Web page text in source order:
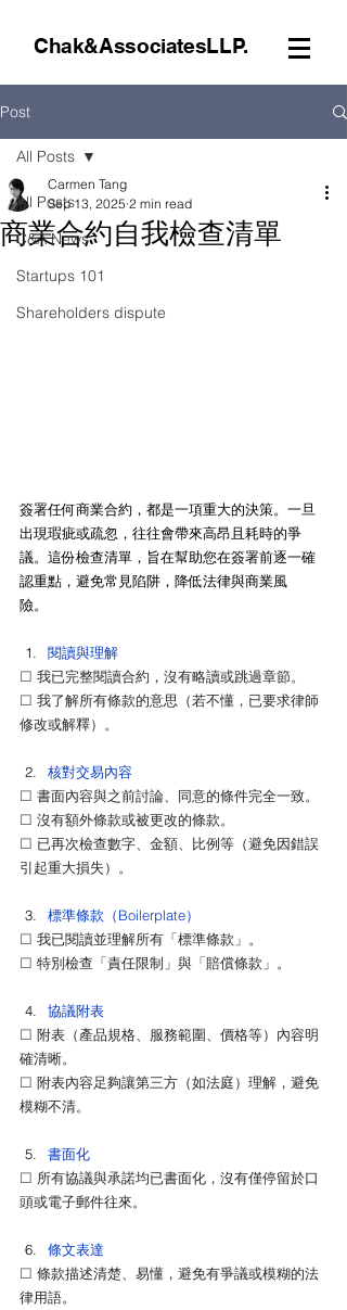
Chak&AssociatesLLP.
Post
All Posts
C&A News
Startups 101
Shareholders dispute
All Posts
商業合約自我檢查清單
Carmen Tang
Sep 13, 2025 2 min read
簽署任何商業合約，都是一項重大的決策。一旦
出現瑕疵或疏忽，往往會帶來高昂且耗時的爭
議。這份檢查清單，旨在幫助您在簽署前逐一確
認重點，避免常見陷阱，降低法律與商業風
險。
閱讀與理解
☐ 我已完整閱讀合約，沒有略讀或跳過章節。
☐ 我了解所有條款的意思（若不懂，已要求律師
修改或解釋）。
核對交易內容
☐ 書面內容與之前討論、同意的條件完全一致。
☐ 沒有額外條款或被更改的條款。
☐ 已再次檢查數字、金額、比例等（避免因錯誤
引起重大損失）。
標準條款（Boilerplate）
☐ 我已閱讀並理解所有「標準條款」。
☐ 特別檢查「責任限制」與「賠償條款」。
協議附表
☐ 附表（產品規格、服務範圍、價格等）內容明
確清晰。
☐ 附表內容足夠讓第三方（如法庭）理解，避免
模糊不清。
書面化
☐ 所有協議與承諾均已書面化，沒有僅停留於口
頭或電子郵件往來。
條文表達
☐ 條款描述清楚、易懂，避免有爭議或模糊的法
律用語。